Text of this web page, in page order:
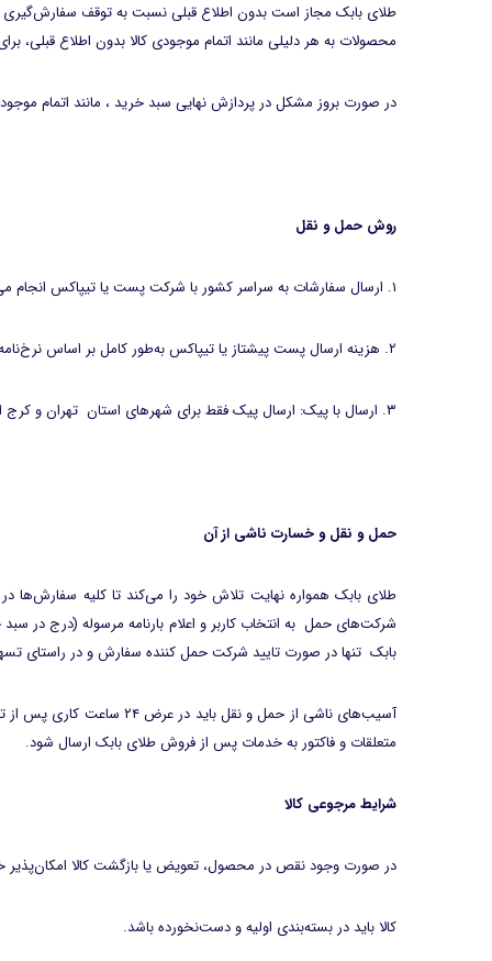
طلای بابک مجاز است بدون اطلاع قبلی نسبت به توقف
محصولات به هر دلیلی مانند اتمام موجودی کالا بدون اطلاع قبلی،
در صورت بروز مشکل در پردازش نهایی سبد خرید ، مانند اتمام موجودی کالا ، مبلغ پرداخت شده طی ۴۸ الی ۷۲ ساعت کاری به همان
روش حمل و نقل
۱. ارسال سفارشات به سراسر کشور با شرکت پست یا تیپاکس انجام می‌شود.
۲. هزینه ارسال پست پیشتاز یا تیپاکس به‌طور کامل بر اساس نرخ‌نامه شرکت مطبوع محاسبه می‌شود.
۳. ارسال با پیک: ارسال پیک فقط برای شهرهای استان تهران و کرج انجام می‌شود و هزینه آن به‌صورت پس‌کرایه در محل به عهده خریدار می‌باشد.
حمل و نقل و خسارت ناشی از آن
طلای بابک همواره نهایت تلاش خود را می‏‌کند تا کلیه
شرکت‌‏های حمل به انتخاب کاربر و اعلام بارنامه مرسوله (درج در
بابک تنها در صورت تایید شرکت حمل کننده سفارش و در راستای
آسیب‏‌های ناشی از حمل
متعلقات و فاکتور به خدمات پس از فروش طلای بابک ارسال شود.
شرایط مرجوعی کالا
در صورت وجود نقص در محصول، تعویض یا بازگشت کالا امکان‌پذیر
کالا باید در بسته‌بندی اولیه و دست‌نخورده باشد.